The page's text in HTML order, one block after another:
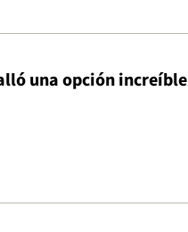
una opción increíble